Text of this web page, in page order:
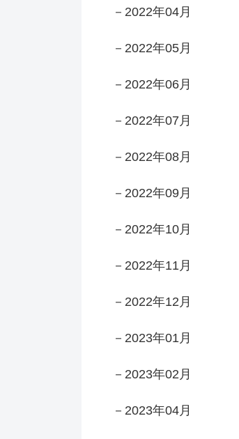
－2022年04月
－2022年05月
－2022年06月
－2022年07月
－2022年08月
－2022年09月
－2022年10月
－2022年11月
－2022年12月
－2023年01月
－2023年02月
－2023年04月